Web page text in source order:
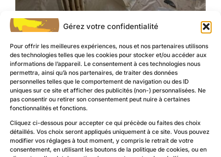
Gérez votre confidentialité
Pour offrir les meilleures expériences, nous et nos partenaires utilisons
des technologies telles que les cookies pour stocker et/ou accéder aux
informations de l’appareil. Le consentement à ces technologies nous
permettra, ainsi qu’à nos partenaires, de traiter des données
personnelles telles que le comportement de navigation ou des ID
uniques sur ce site et afficher des publicités (non-) personnalisées. Ne
pas consentir ou retirer son consentement peut nuire à certaines
fonctionnalités et fonctions.
Cliquez ci-dessous pour accepter ce qui précède ou faites des choix
détaillés. Vos choix seront appliqués uniquement à ce site. Vous pouvez
modifier vos réglages à tout moment, y compris le retrait de votre
consentement, en utilisant les boutons de la politique de cookies, ou en